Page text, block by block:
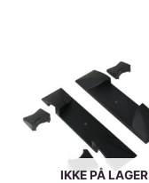
IKKE PÅ LAGER